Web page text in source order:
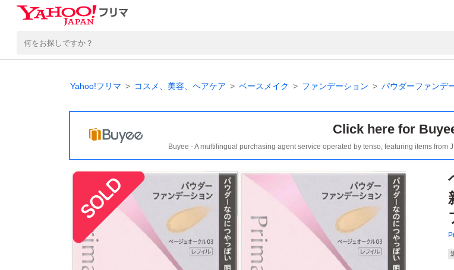
Yahoo!フリマ コスメ、美容、ヘアケア ベースメイク ファンデーション パウダーファンデ
Click here for
Buyee - A multilingual purchasing agent service operated by tenso, featuring items from